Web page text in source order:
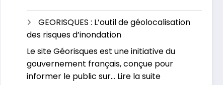
vigilance
face
inondations
Le
Européen
d’alertes
météorologiques
GEORISQUES : L’outil de géolocalisation
des risques d’inondation
Le site Géorisques est une initiative du
gouvernement français, conçue pour
informer le public sur… Lire la suite: